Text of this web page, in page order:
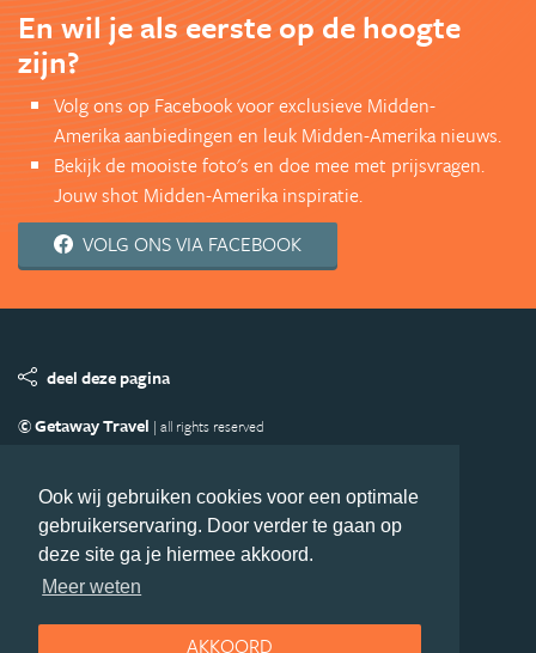
Ook wij gebruiken cookies voor een optimale
gebruikerservaring. Door verder te gaan op
deze site ga je hiermee akkoord.
Meer weten
AKKOORD
En wil je als eerste op de hoogte
zijn?
Volg ons op Facebook voor exclusieve Midden-
Amerika aanbiedingen en leuk Midden-Amerika nieuws.
Bekijk de mooiste foto's en doe mee met prijsvragen.
Jouw shot Midden-Amerika inspiratie.
VOLG ONS VIA FACEBOOK
deel deze pagina
© Getaway Travel | all rights reserved
Copyright
Privacy statement Disclaimer
Cookies
Volg MiddenAmerika.nl
Nieuwsbrief
Facebook